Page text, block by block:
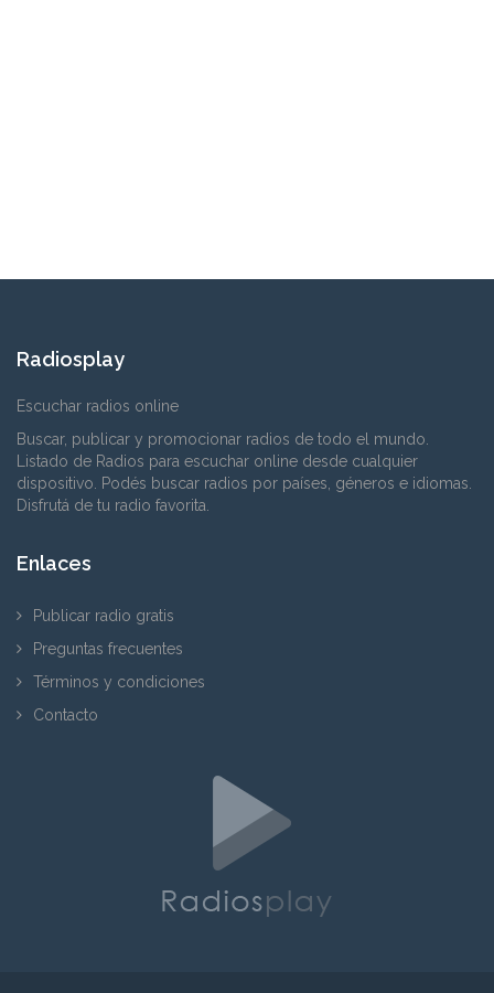
Radiosplay
Escuchar radios online
Buscar, publicar y promocionar radios de todo el mundo.
Listado de Radios para escuchar online desde cualquier
dispositivo. Podés buscar radios por países, géneros e idiomas.
Disfrutá de tu radio favorita.
Enlaces
Publicar radio gratis
Preguntas frecuentes
Términos y condiciones
Contacto